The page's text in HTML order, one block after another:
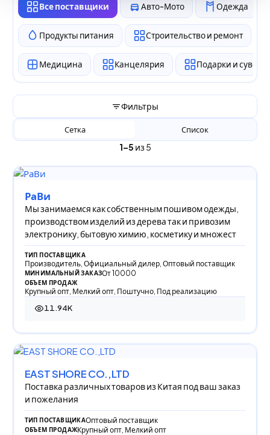
Все поставщики Авто-Мото Одежда
Продукты питания Строительство и ремонт
Медицина Канцелярия Подарки и
Фильтры
1–5 из 5
Сетка Список
РаВи
Мы занимаемся как собственным пошивом одежды,
производством изделий из дерева так и привозим
электронику, бытовую химию, косметику и множест
ТИП ПОСТАВЩИКА
Производитель, Официальный дилер, Оптовый поставщик
МИНИМАЛЬНЫЙ ЗАКАЗОт 10000
ОБЪЕМ ПРОДАЖ
Крупный опт, Мелкий опт, Поштучно, Под реализацию
11.94K
11 943 просмотра
EAST SHORE CO.,LTD
Поставка различных товаров из Китая под ваш заказ
и пожелания
ТИП ПОСТАВЩИКАОптовый поставщик
ОБЪЕМ ПРОДАЖКрупный опт, Мелкий опт